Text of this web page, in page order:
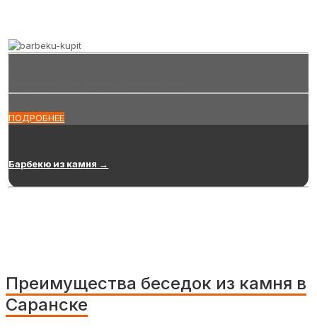
ПОДРОБНЕЕ
Барбекю из камня →
Преимущества беседок из камня в
Саранске